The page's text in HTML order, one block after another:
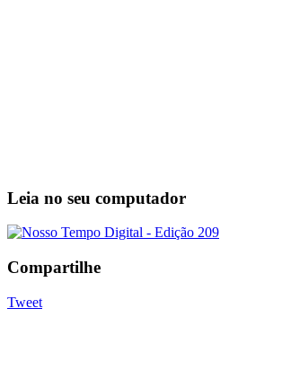
Leia no seu computador
Compartilhe
Tweet